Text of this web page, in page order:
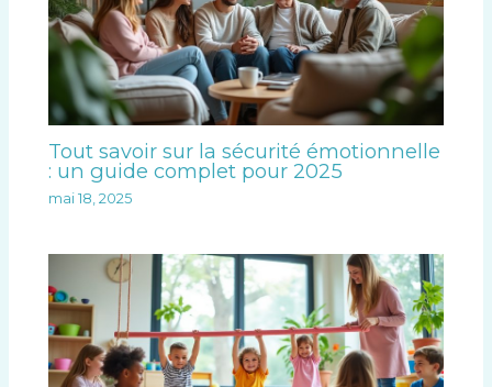
Tout savoir sur la sécurité émotionnelle
: un guide complet pour 2025
mai 18, 2025